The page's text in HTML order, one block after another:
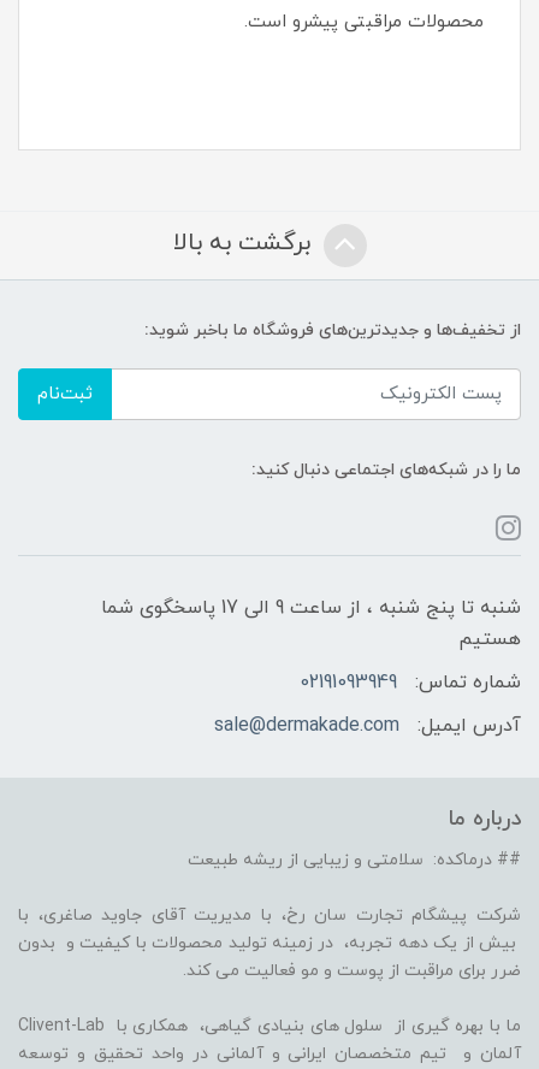
محصولات مراقبتی پیشرو است.
برگشت به بالا
از تخفیف‌ها و جدیدترین‌های فروشگاه ما باخبر شوید:
ثبت‌نام
ما را در شبکه‌های اجتماعی دنبال کنید:
شنبه تا پنج شنبه ، از ساعت 9 الی 17 پاسخگوی شما
هستیم
شماره تماس:
02191093949
آدرس ایمیل:
sale@dermakade.com
درباره ما
## درماکده: سلامتی و زیبایی از ریشه طبیعت
شرکت پیشگام تجارت سان رخ، با مدیریت آقای جاوید صاغری، با
بیش از یک دهه تجربه، در زمینه تولید محصولات با کیفیت و بدون
ضرر برای مراقبت از پوست و مو فعالیت می کند.
ما با بهره گیری از سلول های بنیادی گیاهی، همکاری با Clivent-Lab
آلمان و تیم متخصصان ایرانی و آلمانی در واحد تحقیق و توسعه